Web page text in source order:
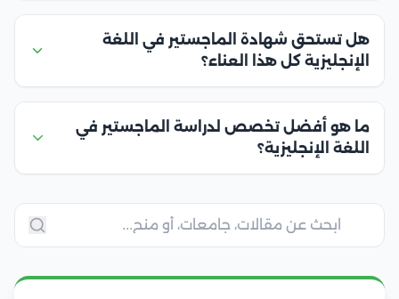
هل تستحق شهادة الماجستير في اللغة
الإنجليزية كل هذا العناء؟
ما هو أفضل تخصص لدراسة الماجستير في
اللغة الإنجليزية؟